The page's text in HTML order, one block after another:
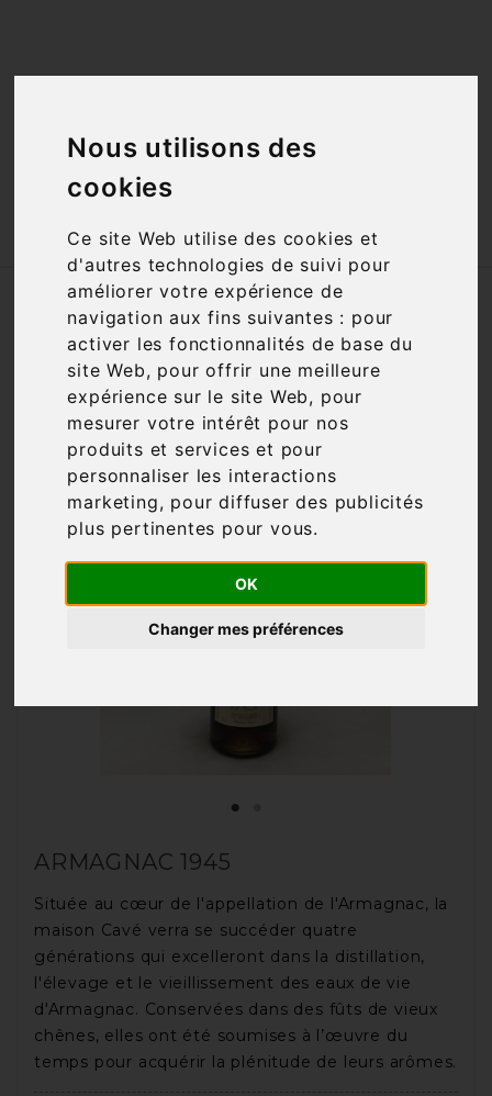
Nous utilisons des
cookies
Ce site Web utilise des cookies et
d'autres technologies de suivi pour
améliorer votre expérience de
navigation aux fins suivantes : pour
activer les fonctionnalités de base du
site Web, pour offrir une meilleure
expérience sur le site Web, pour
mesurer votre intérêt pour nos
produits et services et pour
personnaliser les interactions
marketing, pour diffuser des publicités
plus pertinentes pour vous.
OK
Changer mes préférences
Cookies</a>
Accueil Spiritueux
Armagnacs
ARMAGNAC 1945
ARMAGNAC 1945
Située au cœur de l'appellation de l'Armagnac, la
maison Cavé verra se succéder quatre
générations qui excelleront dans la distillation,
l'élevage et le vieillissement des eaux de vie
d'Armagnac. Conservées dans des fûts de vieux
chênes, elles ont été soumises à l’œuvre du
temps pour acquérir la plénitude de leurs arômes.